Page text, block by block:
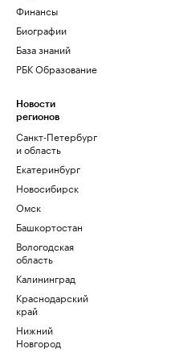
Финансы
Биографии
База знаний
РБК Образование
Новости
регионов
Санкт-Петербург
и область
Екатеринбург
Новосибирск
Омск
Башкортостан
Вологодская
область
Калининград
Краснодарский
край
Нижний
Новгород